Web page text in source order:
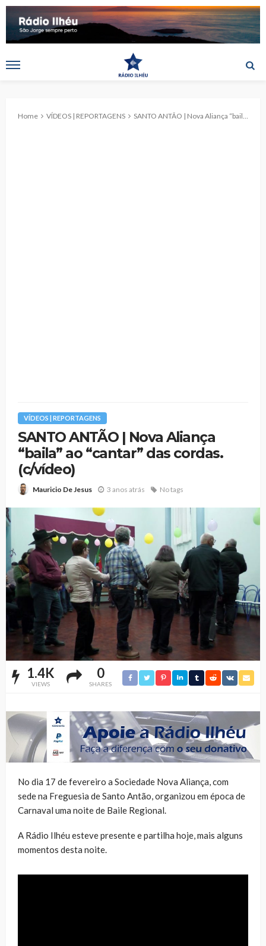
Home VÍDEOS | REPORTAGENS SANTO ANTÃO | Nova Aliança “baila” ao “cantar” das cordas. (c/vídeo)
VÍDEOS | REPORTAGENS
SANTO ANTÃO | Nova Aliança
“baila” ao “cantar” das cordas.
(c/vídeo)
Mauricio De Jesus 3 anos atrás No tags
1.4K
VIEWS
0
SHARES
No dia 17 de fevereiro a Sociedade Nova Aliança, com
sede na Freguesia de Santo Antão, organizou em época de
Carnaval uma noite de Baile Regional.
A Rádio Ilhéu esteve presente e partilha hoje, mais alguns
momentos desta noite.